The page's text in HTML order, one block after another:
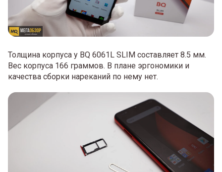
Толщина корпуса у BQ 6061L SLIM составляет 8.5 мм.
Вес корпуса 166 граммов. В плане эргономики и
качества сборки нареканий по нему нет.